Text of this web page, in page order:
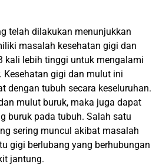
telah dilakukan menunjukkan
masalah kesehatan gigi dan
kali lebih tinggi untuk mengalami
Kesehatan gigi dan mulut ini
dengan tubuh secara keseluruhan.
mulut buruk, maka juga dapat
buruk pada tubuh. Salah satu
sering muncul akibat masalah
gigi berlubang yang berhubungan
jantung.